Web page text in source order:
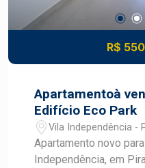
R$
Apartamentoà
Edifício Eco Park
Vila Independência -
Apartamento novo
Independência, em